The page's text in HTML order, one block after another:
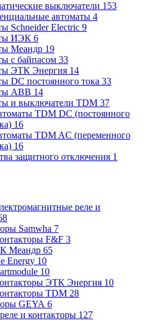
выключатели 153
автоматы 4
Schneider Electric 9
ИЭК 6
Меандр 19
с байпасом 33
ЭТК Энергия 14
DC постоянного тока 33
ABB 14
и выключатели TDM 37
TDM DC (постоянного
16
TDM AC (переменного
16
защитного отключения 1
реле и
Samwha 7
F&F 3
Меандр 65
Energy 10
10
ЭТК Энергия 10
TDM 28
GEYA 6
и контакторы 127